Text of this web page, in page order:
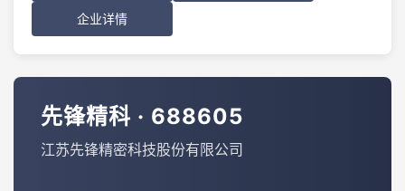
企业详情
先锋精科 · 688605
江苏先锋精密科技股份有限公司